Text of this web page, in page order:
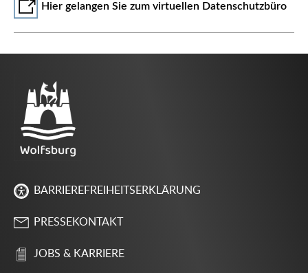
Hier gelangen Sie zum virtuellen Datenschutzbüro
BARRIEREFREIHEITSERKLÄRUNG
PRESSEKONTAKT
JOBS & KARRIERE